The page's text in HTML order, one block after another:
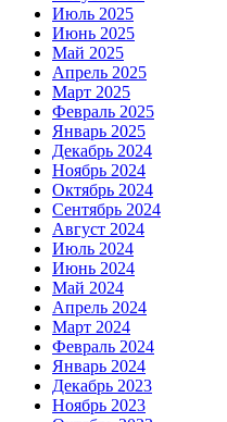
Июль 2025
Июнь 2025
Май 2025
Апрель 2025
Март 2025
Февраль 2025
Январь 2025
Декабрь 2024
Ноябрь 2024
Октябрь 2024
Сентябрь 2024
Август 2024
Июль 2024
Июнь 2024
Май 2024
Апрель 2024
Март 2024
Февраль 2024
Январь 2024
Декабрь 2023
Ноябрь 2023